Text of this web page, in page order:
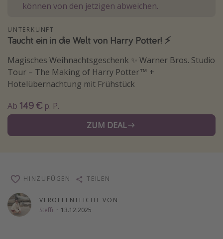
Singlereisen
Gruppenreisen
Hotels in Amsterdam
Hotels am Achensee
Weitere Themen
Reise Journal
Bahnreisen in der Schweiz
Reisepassfreie Reiseziele
Travel Know How
können von den jetzigen abweichen.
UNTERKUNFT
Taucht ein in die Welt von Harry Potter! ⚡️
Magisches Weihnachtsgeschenk ✨ Warner Bros. Studio
Tour – The Making of Harry Potter™ +
Hotelübernachtung mit Frühstück
Ab 149 € p. P.
ZUM DEAL
VERÖFFENTLICHT VON
Steffi · 13.12.2025
HINZUFÜGEN TEILEN